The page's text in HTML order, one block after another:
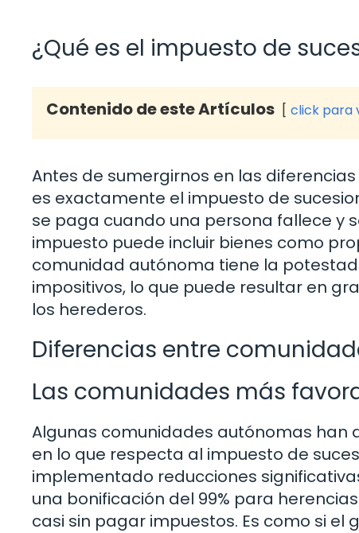
¿Qué es el impuesto de
Contenido de este Artículos click para
Antes de sumergirnos en las
es exactamente el impuesto de
se paga cuando una persona fallece y
impuesto puede incluir bienes como
comunidad autónoma tiene la
impositivos, lo que puede resultar en
los herederos.
Diferencias entre
Las comunidades más
Algunas comunidades autónomas han
en lo que respecta al impuesto de
implementado reducciones
una bonificación del 99% para
casi sin pagar impuestos. Es como si el